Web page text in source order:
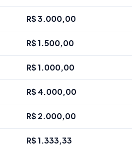
R$ 3.000,00
R$ 1.500,00
R$ 1.000,00
R$ 4.000,00
R$ 2.000,00
R$ 1.333,33